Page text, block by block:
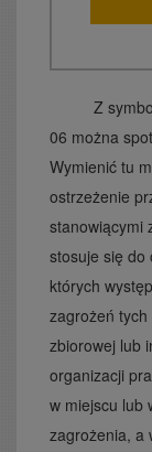
Z
06 można
Wymienić tu
ostrzeżenie
stanowiącymi
stosuje się do
których
zagrożeń
zbiorowej lub
organizacji
w miejscu lub
zagrożenia, a